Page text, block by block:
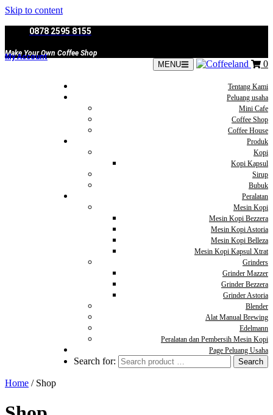
Skip to content
0878 2595 8155
Make Your Own Coffee Shop
My Account
MENU 0
Tentang Kami
Peluang usaha
Mini Cafe
Coffee Shop
Coffee House
Produk
Kopi
Kopi Kapsul
Sirup
Bubuk
Peralatan
Mesin Kopi
Mesin Kopi Bezzera
Mesin Kopi Astoria
Mesin Kopi Belleza
Mesin Kopi Kapsul Xtrat
Grinders
Grinder Mazzer
Grinder Bezzera
Grinder Astoria
Blender
Alat Manual Brewing
Edelmann
Peralatan dan Pembersih Mesin Kopi
Page Peluang Usaha
Search for:
Home / Shop